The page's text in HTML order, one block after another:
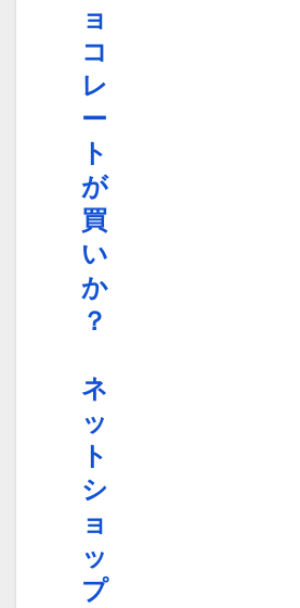
ョ
コ
レ
ー
ト
が
買
い
か
？
ネ
ッ
ト
シ
ョ
ッ
プ